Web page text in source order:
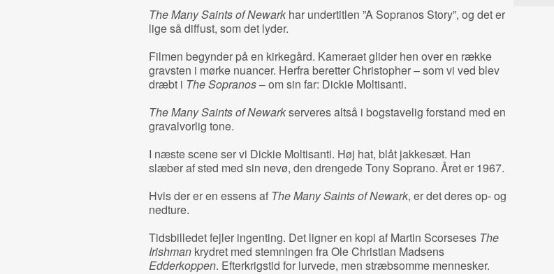
The Many Saints of Newarkhar undertitlen ”A Sopranos Story”, og det er
lige så diffust, som det lyder.
Filmen begynder på en kirkegård. Kameraet glider hen over en række
gravsten i mørke nuancer. Herfra beretter Christopher – som vi ved blev
dræbt i The Sopranos– om sin far: Dickie Moltisanti.
The Many Saints of Newarkserveres altså i bogstavelig forstand med en
gravalvorlig tone.
I næste scene ser vi Dickie Moltisanti. Høj hat, blåt jakkesæt. Han
slæber af sted med sin nevø, den drengede Tony Soprano. Året er 1967.
Hvis der er en essens af The Many Saints of Newark, er det deres op- og
nedture.
Tidsbilledet fejler ingenting. Det ligner en kopi af Martin Scorseses The
Irishmankrydret med stemningen fra Ole Christian Madsens
Edderkoppen. Efterkrigstid for lurvede, men stræbsomme mennesker.